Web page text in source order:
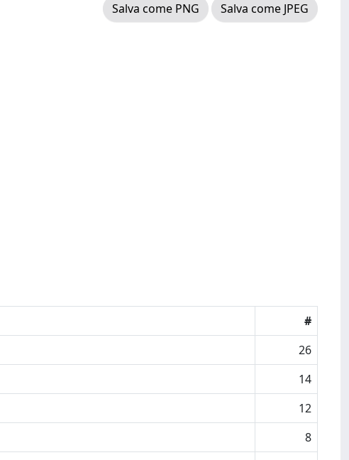
Salva come PNG
Salva come JPEG
#
26
14
12
8